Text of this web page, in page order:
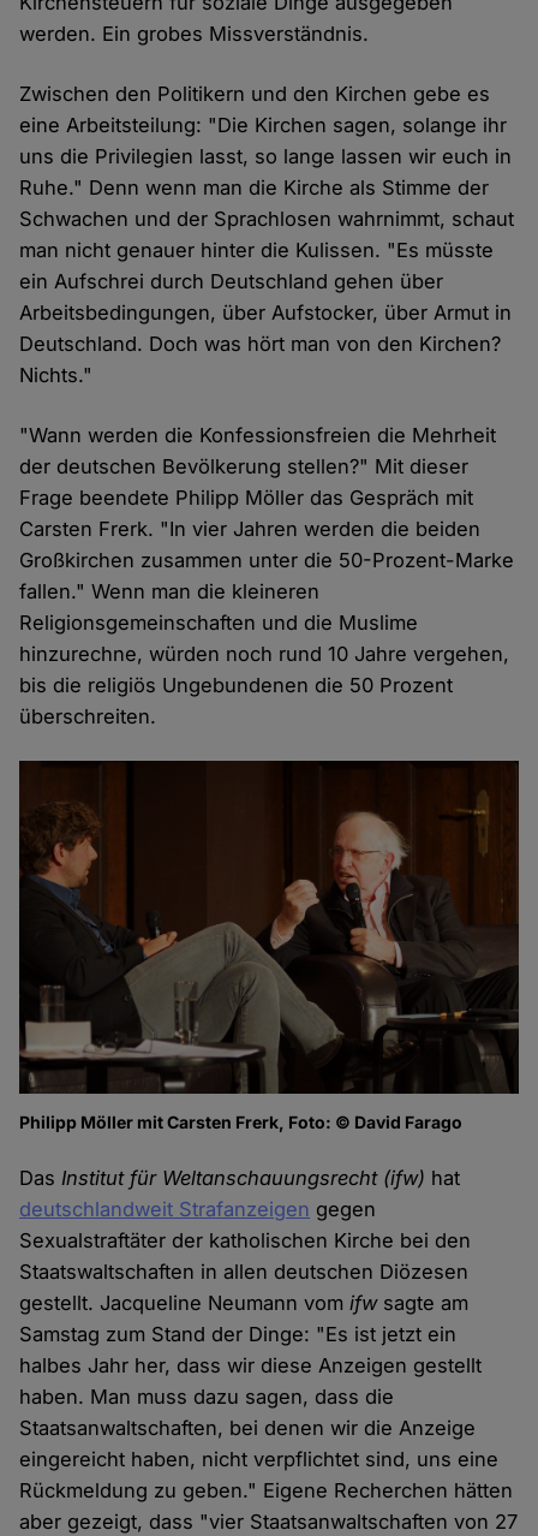
werden. Ein grobes Missverständnis.
Zwischen den Politikern und den Kirchen gebe es
eine Arbeitsteilung: "Die Kirchen sagen, solange ihr
uns die Privilegien lasst, so lange lassen wir euch in
Ruhe." Denn wenn man die Kirche als Stimme der
Schwachen und der Sprachlosen wahrnimmt, schaut
man nicht genauer hinter die Kulissen. "Es müsste
ein Aufschrei durch Deutschland gehen über
Arbeitsbedingungen, über Aufstocker, über Armut in
Deutschland. Doch was hört man von den Kirchen?
Nichts."
"Wann werden die Konfessionsfreien die Mehrheit
der deutschen Bevölkerung stellen?" Mit dieser
Frage beendete Philipp Möller das Gespräch mit
Carsten Frerk. "In vier Jahren werden die beiden
Großkirchen zusammen unter die 50-Prozent-Marke
fallen." Wenn man die kleineren
Religionsgemeinschaften und die Muslime
hinzurechne, würden noch rund 10 Jahre vergehen,
bis die religiös Ungebundenen die 50 Prozent
überschreiten.
Philipp Möller mit Carsten Frerk, Foto: © David Farago
DasInstitut für Weltanschauungsrecht (ifw) hat
deutschlandweit Strafanzeigen gegen
Sexualstraftäter der katholischen Kirche bei den
Staatswaltschaften in allen deutschen Diözesen
gestellt. Jacqueline Neumann vomifwsagte am
Samstag zum Stand der Dinge: "Es ist jetzt ein
halbes Jahr her, dass wir diese Anzeigen gestellt
haben. Man muss dazu sagen, dass die
Staatsanwaltschaften, bei denen wir die Anzeige
eingereicht haben, nicht verpflichtet sind, uns eine
Rückmeldung zu geben." Eigene Recherchen hätten
aber gezeigt, dass "vier Staatsanwaltschaften von 27